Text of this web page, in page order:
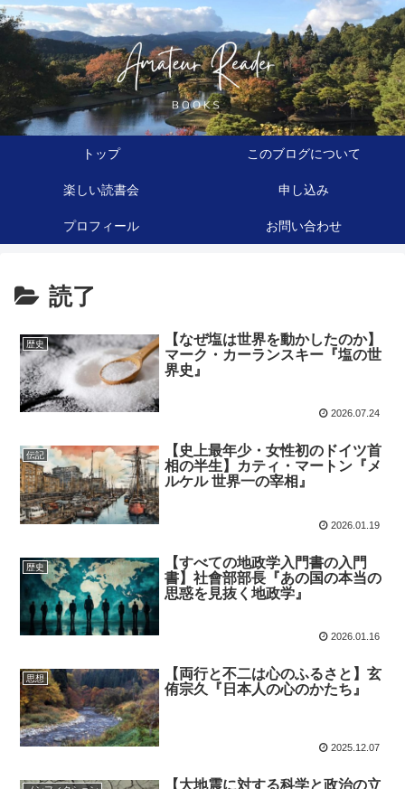
トップ このブログについて
楽しい読書会 申し込み
プロフィール お問い合わせ
読了
歴史
【なぜ塩は世界を動かしたのか】
マーク・カーランスキー『塩の世
界史』
2026.07.24
伝記
【史上最年少・女性初のドイツ首
相の半生】カティ・マートン『メ
ルケル 世界一の宰相』
2026.01.19
歴史
【すべての地政学入門書の入門
書】社會部部長『あの国の本当の
思惑を見抜く地政学』
2026.01.16
思想
【両行と不二は心のふるさと】玄
侑宗久『日本人の心のかたち』
2025.12.07
【大地震に対する科学と政治の立